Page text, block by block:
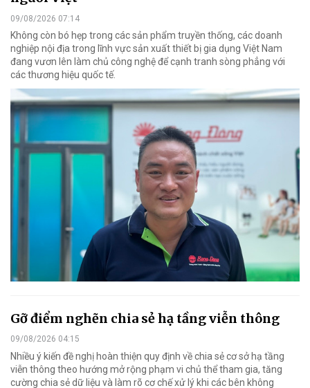
09/08/2026 07:14
Không còn bó hẹp trong các sản phẩm truyền thống, các doanh
nghiệp nội địa trong lĩnh vực sản xuất thiết bị gia dụng Việt Nam
đang vươn lên làm chủ công nghệ để cạnh tranh sòng phẳng với
các thương hiệu quốc tế.
Gỡ điểm nghẽn chia sẻ hạ tầng viễn thông
09/08/2026 04:15
Nhiều ý kiến đề nghị hoàn thiện quy định về chia sẻ cơ sở hạ tầng
viễn thông theo hướng mở rộng phạm vi chủ thể tham gia, tăng
cường chia sẻ dữ liệu và làm rõ cơ chế xử lý khi các bên không